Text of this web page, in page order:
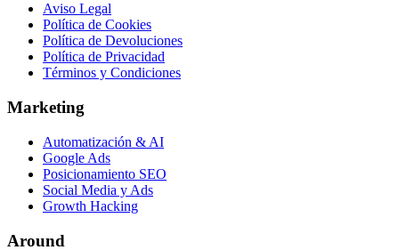
Aviso Legal
Política de Cookies
Política de Devoluciones
Política de Privacidad
Términos y Condiciones
Marketing
Automatización & AI
Google Ads
Posicionamiento SEO
Social Media y Ads
Growth Hacking
Around